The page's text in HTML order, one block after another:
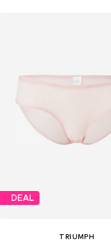
DEAL
TRIUMPH